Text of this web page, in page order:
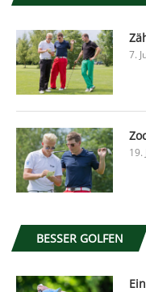
7.
19.
BESSER GOLFEN